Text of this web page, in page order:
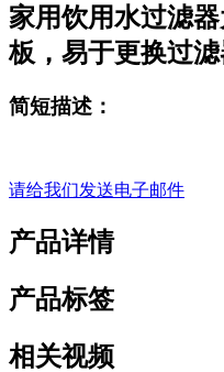
家用饮用水过滤
板，易于更换过
简短描述：
请给我们发送电子邮件
产品详情
产品标签
相关视频